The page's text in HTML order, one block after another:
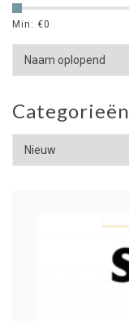
Min: €0
Categorieën